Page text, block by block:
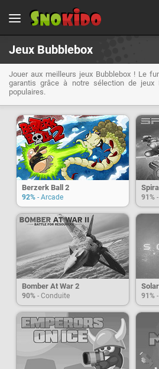
Jeux Bubblebox
Jouer aux meilleurs jeux Bubblebox ! Le
garantis grâce à notre sélection de jeux
populaires.
Berzerk Ball 2
92% - Arcade 91%
Bomber At War 2
90% - Conduite 91%